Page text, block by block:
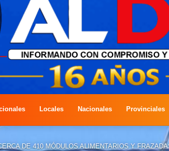
Locales Nacionales Provinciales
DE 410 MÓDULOS ALIMENTARIOS Y